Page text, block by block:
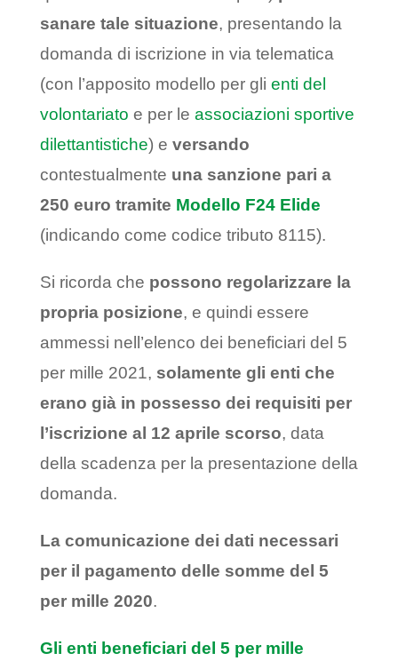
sanare tale situazione, presentando la
domanda di iscrizione in via telematica
(con l’apposito modello per gli enti del
volontariato e per le associazioni sportive
dilettantistiche) e versando
contestualmente una sanzione pari a
250 euro tramite Modello F24 Elide
(indicando come codice tributo 8115).
Si ricorda che possono regolarizzare la
propria posizione, e quindi essere
ammessi nell’elenco dei beneficiari del 5
per mille 2021, solamente gli enti che
erano già in possesso dei requisiti per
l’iscrizione al 12 aprile scorso, data
della scadenza per la presentazione della
domanda.
La comunicazione dei dati necessari
per il pagamento delle somme del 5
per mille 2020.
Gli enti beneficiari del 5 per mille